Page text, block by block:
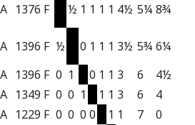
1376 F ½ 1 1 1 1 4½ 5¼ 8¾
1396 F ½ 0 1 1 1 3½ 5¾ 6¼
1396 F 0 1 0 1 1 3 6
4½
1349 F 0 0 1 1 1 3 6
4
1229 F 0 0 0 0 1 1 7
0